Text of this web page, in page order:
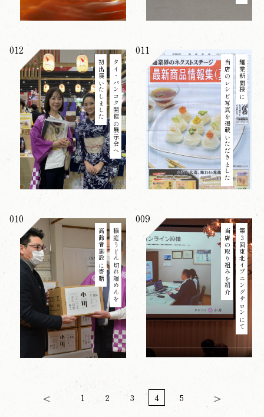
012
タイ・バンコク開催の展示会へ
初出展いたしました
011
麺業新聞様に
当店のレシピ写真を掲載いただきました
010
稲庭うどん切れ端めんを
高齢者施設に寄贈
009
第３回東北イブニングサロンにて
当店の取り組みを紹介
＜ 1 2 3 4 5 ＞